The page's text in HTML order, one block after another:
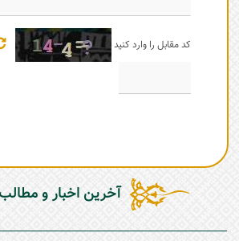
کد مقابل را وارد کنید
آخرین اخبار و مطالب